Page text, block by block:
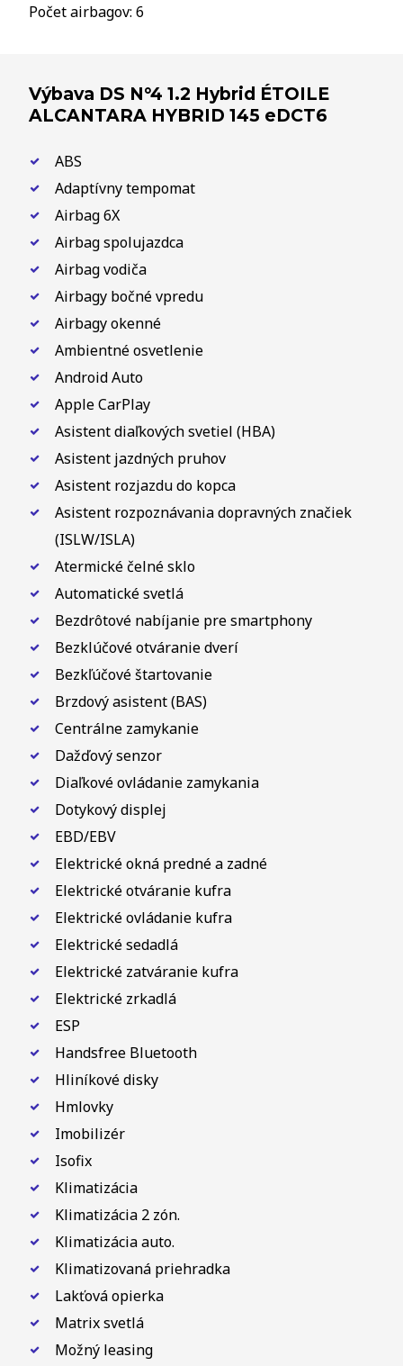
Počet airbagov: 6
Výbava DS N°4 1.2 Hybrid ÉTOILE
ALCANTARA HYBRID 145 eDCT6
ABS
Adaptívny tempomat
Airbag 6X
Airbag spolujazdca
Airbag vodiča
Airbagy bočné vpredu
Airbagy okenné
Ambientné osvetlenie
Android Auto
Apple CarPlay
Asistent diaľkových svetiel (HBA)
Asistent jazdných pruhov
Asistent rozjazdu do kopca
Asistent rozpoznávania dopravných značiek
(ISLW/ISLA)
Atermické čelné sklo
Automatické svetlá
Bezdrôtové nabíjanie pre smartphony
Bezklúčové otváranie dverí
Bezkľúčové štartovanie
Brzdový asistent (BAS)
Centrálne zamykanie
Dažďový senzor
Diaľkové ovládanie zamykania
Dotykový displej
EBD/EBV
Elektrické okná predné a zadné
Elektrické otváranie kufra
Elektrické ovládanie kufra
Elektrické sedadlá
Elektrické zatváranie kufra
Elektrické zrkadlá
ESP
Handsfree Bluetooth
Hliníkové disky
Hmlovky
Imobilizér
Isofix
Klimatizácia
Klimatizácia 2 zón.
Klimatizácia auto.
Klimatizovaná priehradka
Lakťová opierka
Matrix svetlá
Možný leasing